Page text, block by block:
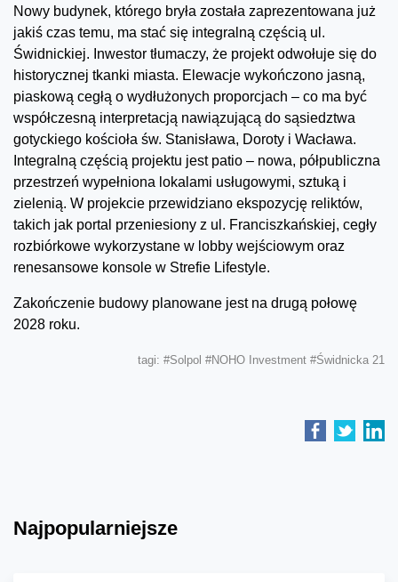
Nowy budynek, którego bryła została zaprezentowana już
jakiś czas temu, ma stać się integralną częścią ul.
Świdnickiej. Inwestor tłumaczy, że projekt odwołuje się do
historycznej tkanki miasta. Elewacje wykończono jasną,
piaskową cegłą o wydłużonych proporcjach – co ma być
współczesną interpretacją nawiązującą do sąsiedztwa
gotyckiego kościoła św. Stanisława, Doroty i Wacława.
Integralną częścią projektu jest patio – nowa, półpubliczna
przestrzeń wypełniona lokalami usługowymi, sztuką i
zielenią. W projekcie przewidziano ekspozycję reliktów,
takich jak portal przeniesiony z ul. Franciszkańskiej, cegły
rozbiórkowe wykorzystane w lobby wejściowym oraz
renesansowe konsole w Strefie Lifestyle.
Zakończenie budowy planowane jest na drugą połowę
2028 roku.
tagi: #Solpol #NOHO Investment #Świdnicka 21
Najpopularniejsze